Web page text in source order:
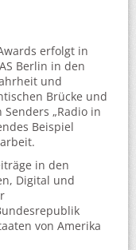
erfolgt in
Berlin in den
und
Brücke und
„Radio in
Beispiel
in den
Digital und
von Amerika